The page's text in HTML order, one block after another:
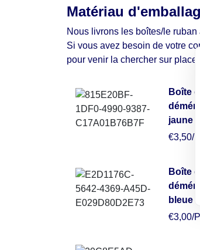
Matériau
Nous livrons les boîtes/le
Si vous avez besoin de votre
pour venir la chercher sur place.
Boîte de
jaune
€3,50/
Boîte de
bleue
€3,00/